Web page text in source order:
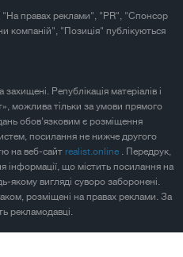
"На правах реклами", "PR", "Спонсор
компаній", "Позиція" публікуються
захищені. Републікація матеріалів і
можлива тільки за умови прямого
обов'язковим є розміщення
посилання не нижче другого
на веб-сайт realist.online . Передрук,
інформації, що містить посилання на
якому вигляді суворо заборонені.
розміщені на правах реклами. За
рекламодавці.